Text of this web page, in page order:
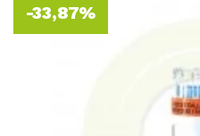
-33,87%